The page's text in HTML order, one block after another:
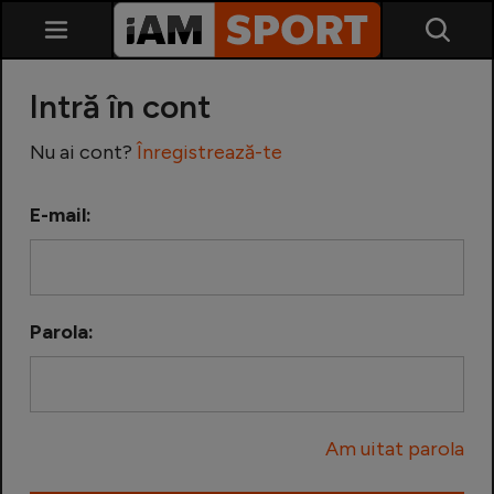
Echipa Națională
Intră în cont
Nu ai cont? Înregistrează-te
E-mail:
Parola:
Am uitat parola